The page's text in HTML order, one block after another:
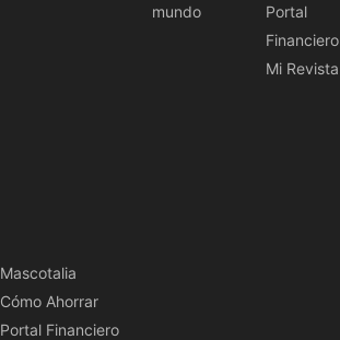
mundo
Portal
Financiero
Mi Revista
Mascotalia
Cómo Ahorrar
Portal Financiero